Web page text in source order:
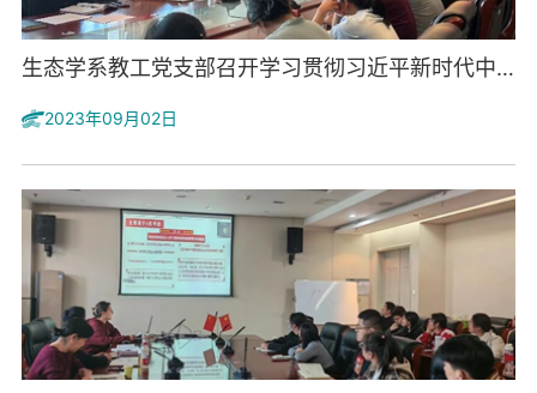
生态学系教工党支部召开学习贯彻习近平新时代中国特色社...
2023年09月02日